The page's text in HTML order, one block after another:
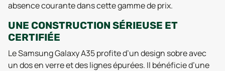
absence courante dans cette gamme de prix.
UNE CONSTRUCTION SÉRIEUSE ET
CERTIFIÉE
Le Samsung Galaxy A35 profite d’un design sobre avec
un dos en verre et des lignes épurées. Il bénéficie d’une